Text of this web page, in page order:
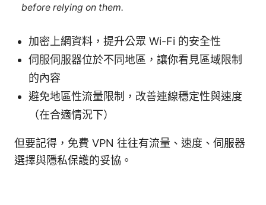
before relying on them.
加密上網資料，提升公眾 Wi-Fi 的安全性
伺服伺服器位於不同地區，讓你看見區域限制
的內容
避免地區性流量限制，改善連線穩定性與速度
（在合適情況下）
但要記得，免費 VPN 往往有流量、速度、伺服器
選擇與隱私保護的妥協。